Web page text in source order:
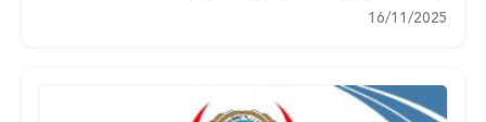
16/11/2025